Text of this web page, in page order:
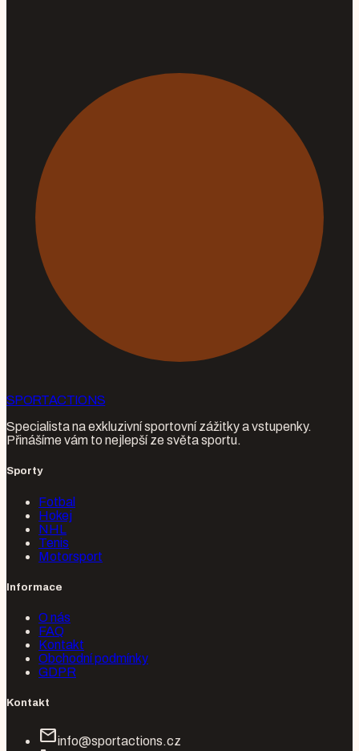
SPORTACTIONS
Specialista na exkluzivní sportovní zážitky a vstupenky.
Přinášíme vám to nejlepší ze světa sportu.
Sporty
Fotbal
Hokej
NHL
Tenis
Motorsport
Informace
O nás
FAQ
Kontakt
Obchodní podmínky
GDPR
Kontakt
mailinfo@sportactions.cz